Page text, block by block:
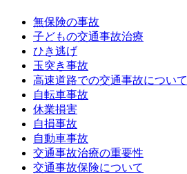
無保険の事故
子どもの交通事故治療
ひき逃げ
玉突き事故
高速道路での交通事故について
自転車事故
休業損害
自損事故
自動車事故
交通事故治療の重要性
交通事故保険について